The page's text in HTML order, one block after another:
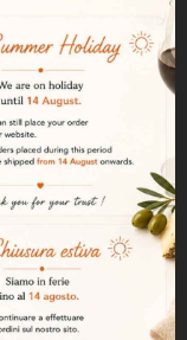
Η
ποιότητα
τον
τις
BIO